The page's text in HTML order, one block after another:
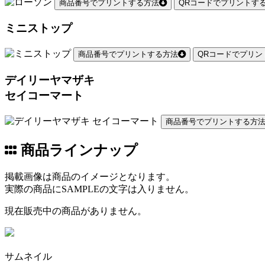
商品番号でプリントする方法 QRコードでプリントす
ミニストップ
商品番号でプリントする方法 QRコードでプリン
デイリーヤマザキ
セイコーマート
商品番号でプリントする方法
商品ラインナップ
掲載画像は商品のイメージとなります。
実際の商品にSAMPLEの文字は入りません。
現在販売中の商品がありません。
サムネイル